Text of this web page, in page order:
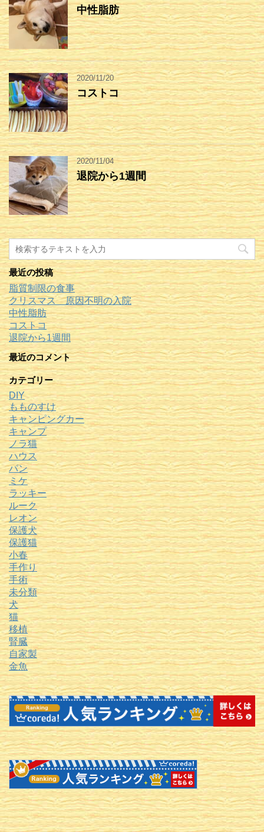
中性脂肪
2020/11/20
コストコ
2020/11/04
退院から1週間
最近の投稿
脂質制限の食事
クリスマス 原因不明の入院
中性脂肪
コストコ
退院から1週間
最近のコメント
カテゴリー
DIY
もものすけ
キャンピングカー
キャンプ
ノラ猫
ハウス
パン
ミケ
ラッキー
ルーク
レオン
保護犬
保護猫
小春
手作り
手術
未分類
犬
猫
移植
腎臓
自家製
金魚